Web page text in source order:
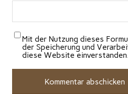
Mit der Nutzung dieses
der Speicherung und
diese Website einverstanden.